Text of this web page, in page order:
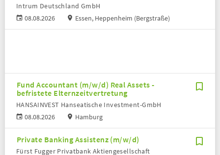
08.08.2026
Intrum Deutschland GmbH
Essen, Heppenheim (Bergstraße)
Fund Accountant (m/w/d) Real Assets -
befristete Elternzeitvertretung
08.08.2026
HANSAINVEST Hanseatische Investment-GmbH
Hamburg
Private Banking Assistenz (m/w/d)
Fürst Fugger Privatbank Aktiengesellschaft